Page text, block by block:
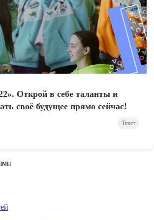
Открой в себе таланты и
своё будущее прямо сейчас!
Текст